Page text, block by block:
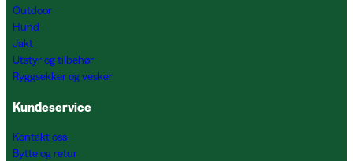
Outdoor
Hund
Jakt
Utstyr og tilbehør
Ryggsekker og vesker
Kundeservice
Kontakt oss
Bytte og retur